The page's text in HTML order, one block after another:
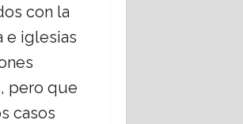
con la
e iglesias
pero que
casos